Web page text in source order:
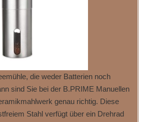
die weder Batterien noch
sind Sie bei der B.PRIME Manuellen
genau richtig. Diese
Stahl verfügt über ein Drehrad